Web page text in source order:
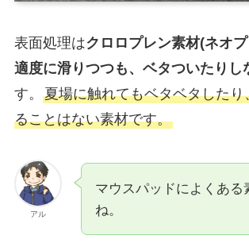
表面処理はクロロプレン素材(ネオ
適度に滑りつつも、ベタついたりし
す。 夏場に触れてもベタベタしたり
ることはない素材です。
アル
マウスパッドによくある
ね。